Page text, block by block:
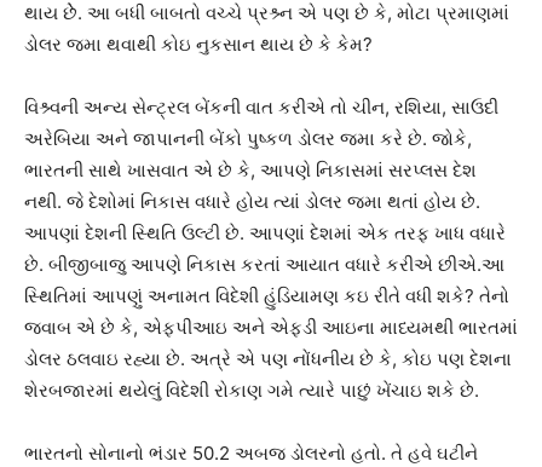
થાય છેે. આ બધી બાબતો વચ્ચે પ્રશ્ર્ન એ પણ છે કે, મોટા પ્રમાણમાં
ડોલર જમા થવાથી કોઇ નુકસાન થાય છે કે કેમ?
વિશ્ર્વની અન્ય સેન્ટ્રલ બેંકની વાત કરીએ તો ચીન, રશિયા, સાઉદી
અરેબિયા અને જાપાનની બેંકો પુષ્કળ ડોલર જમા કરે છે. જોકે,
ભારતની સાથે ખાસવાત એ છે કે, આપણે નિકાસમાં સરપ્લસ દેશ
નથી. જે દેશોમાં નિકાસ વધારે હોય ત્યાં ડોલર જમા થતાં હોય છે.
આપણાં દેશની સ્થિતિ ઉલ્ટી છે. આપણાં દેશમાં એક તરફ ખાધ વધારે
છે. બીજીબાજુ આપણે નિકાસ કરતાં આયાત વધારે કરીએ છીએ.આ
સ્થિતિમાં આપણું અનામત વિદેશી હુંડિયામણ કઇ રીતે વધી શકે? તેનો
જવાબ એ છે કે, એફપીઆઇ અને એફડી આઇના માધ્યમથી ભારતમાં
ડોલર ઠલવાઇ રહ્યા છે. અત્રે એ પણ નોંધનીય છે કે, કોઇ પણ દેશના
શેરબજારમાં થયેલું વિદેશી રોકાણ ગમે ત્યારે પાછું ખેંચાઇ શકે છે.
ભારતનો સોનાનો ભંડાર 50.2 અબજ ડોલરનો હતો. તે હવે ઘટીને